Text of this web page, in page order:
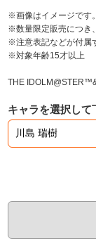
ラブライブ！虹ヶ咲
ラブライブ！スーパ
モフモフパレード
※画像はイメージです
※数量限定販売につき
※注意表記などが付属
※対象年齢15才以上
THE
キャラを選択して